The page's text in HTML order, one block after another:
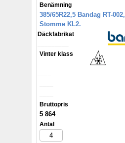
Benämning
385/65R22,5 Bandag RT-002,
Stomme KL2.
Däckfabrikat
Vinter klass
Bruttopris
5 864
Antal